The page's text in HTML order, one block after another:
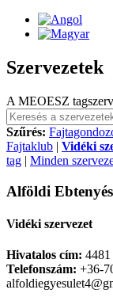
Szervezetek
A MEOESZ
Szűrés:
Fajtaklub | Vidéki
tag | Minden
Alföldi
Vidéki szervezet
Hivatalos cím: 4481
Telefonszám: +36-